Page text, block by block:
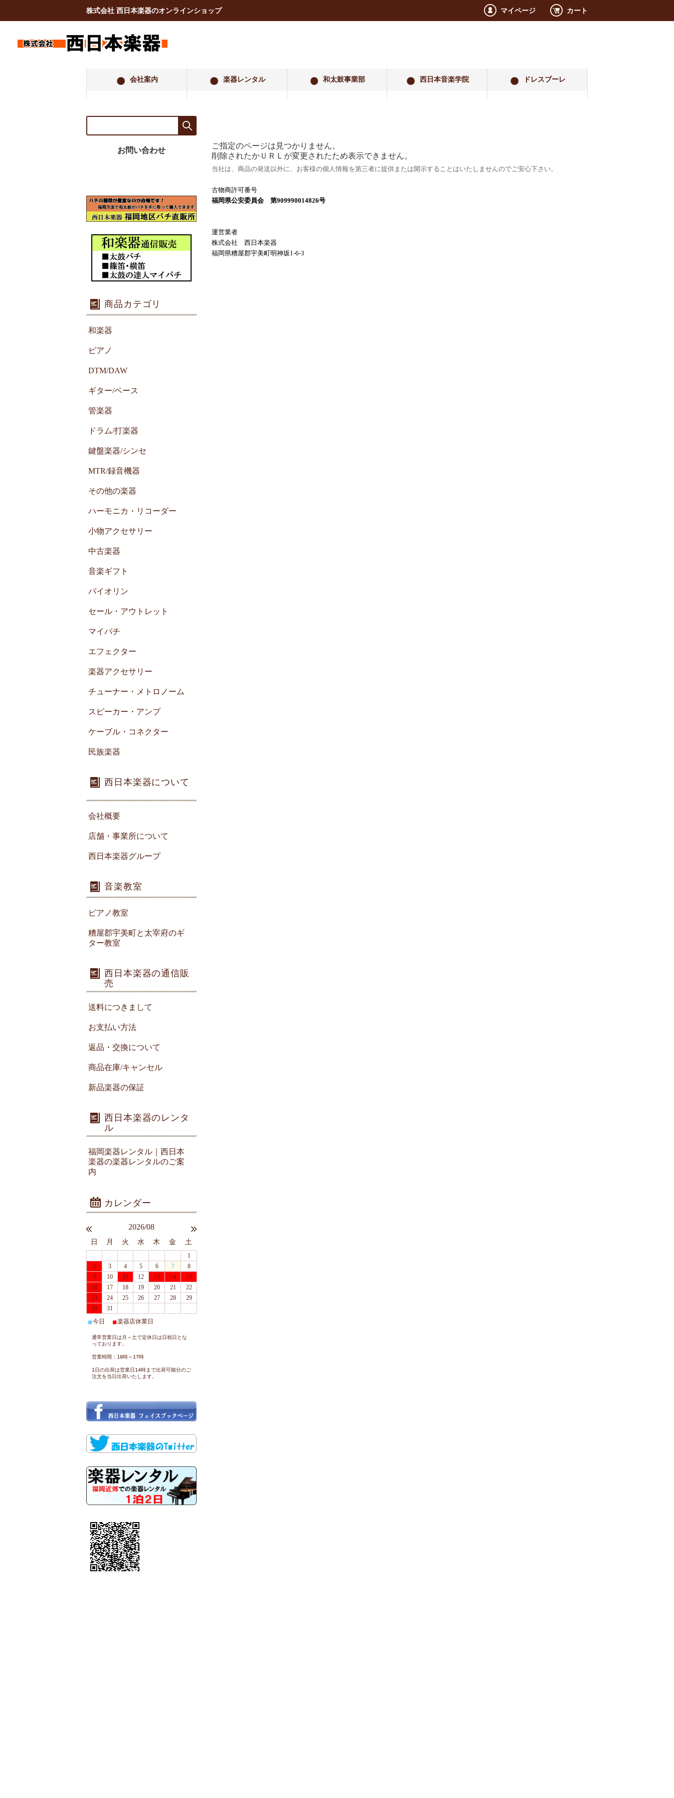
株式会社 西日本楽器のオンラインショップ マイページ カート
会社案内 楽器レンタル 和太鼓事業部 西日本音楽学院 ドレスブーレ
ご指定のページは見つかりません。
削除されたかＵＲＬが変更されたため表示できません。
当社は、商品の発送以外に、お客様の個人情報を第三者に提供または開示することはいたしませんのでご安心下さい。
古物商許可番号
福岡県公安委員会 第909990014826号
運営業者
株式会社 西日本楽器
福岡県糟屋郡宇美町明神坂1-6-3
お問い合わせ
商品カテゴリ
和楽器
ピアノ
DTM/DAW
ギター/ベース
管楽器
ドラム/打楽器
鍵盤楽器/シンセ
MTR/録音機器
その他の楽器
ハーモニカ・リコーダー
小物アクセサリー
中古楽器
音楽ギフト
バイオリン
セール・アウトレット
マイバチ
エフェクター
楽器アクセサリー
チューナー・メトロノーム
スピーカー・アンプ
ケーブル・コネクター
民族楽器
西日本楽器について
会社概要
店舗・事業所について
西日本楽器グループ
音楽教室
ピアノ教室
糟屋郡宇美町と太宰府のギ
ター教室
西日本楽器の通信販
売
送料につきまして
お支払い方法
返品・交換について
商品在庫/キャンセル
新品楽器の保証
西日本楽器のレンタ
ル
福岡楽器レンタル｜西日本
楽器の楽器レンタルのご案
内
2026/08
日 月 火 水 木 金 土
1
2
3 4 5 6 7
8
9
10 11 12 13 14
15
16
17 18 19 20 21
22
23
24 25 26 27 28
29
30
31
■今日 ■楽器店休業日
通常営業日は月～土で定休日は日祝日とな
っております。
営業時間：10時～17時
1日の出荷は営業日14時まで出荷可能分のご
注文を当日出荷いたします。